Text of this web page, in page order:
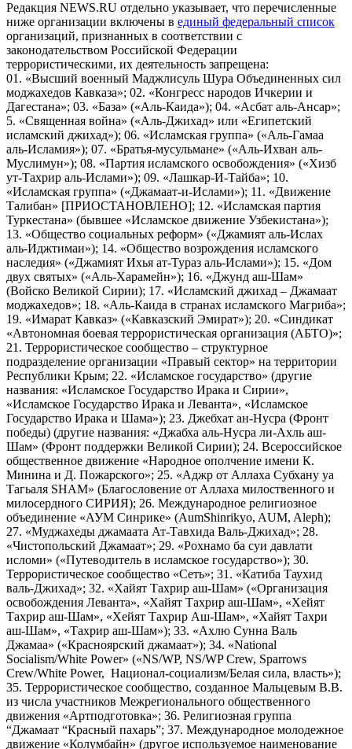
Редакция NEWS.RU отдельно указывает, что перечисленные
ниже организации включены в единый федеральный список
организаций, признанных в соответствии с
законодательством Российской Федерации
террористическими, их деятельность запрещена:
01. «Высший военный Маджлисуль Шура Объединенных сил
моджахедов Кавказа»; 02. «Конгресс народов Ичкерии и
Дагестана»; 03. «База» («Аль-Каида»); 04. «Асбат аль-Ансар»;
5. «Священная война» («Аль-Джихад» или «Египетский
исламский джихад»); 06. «Исламская группа» («Аль-Гамаа
аль-Исламия»); 07. «Братья-мусульмане» («Аль-Ихван аль-
Муслимун»); 08. «Партия исламского освобождения» («Хизб
ут-Тахрир аль-Ислами»); 09. «Лашкар-И-Тайба»; 10.
«Исламская группа» («Джамаат-и-Ислами»); 11. «Движение
Талибан» [ПРИОСТАНОВЛЕНО]; 12. «Исламская партия
Туркестана» (бывшее «Исламское движение Узбекистана»);
13. «Общество социальных реформ» («Джамият аль-Ислах
аль-Иджтимаи»); 14. «Общество возрождения исламского
наследия» («Джамият Ихья ат-Тураз аль-Ислами»); 15. «Дом
двух святых» («Аль-Харамейн»); 16. «Джунд аш-Шам»
(Войско Великой Сирии); 17. «Исламский джихад – Джамаат
моджахедов»; 18. «Аль-Каида в странах исламского Магриба»;
19. «Имарат Кавказ» («Кавказский Эмират»); 20. «Синдикат
«Автономная боевая террористическая организация (АБТО)»;
21. Террористическое сообщество – структурное
подразделение организации «Правый сектор» на территории
Республики Крым; 22. «Исламское государство» (другие
названия: «Исламское Государство Ирака и Сирии»,
«Исламское Государство Ирака и Леванта», «Исламское
Государство Ирака и Шама»); 23. Джебхат ан-Нусра (Фронт
победы) (другие названия: «Джабха аль-Нусра ли-Ахль аш-
Шам» (Фронт поддержки Великой Сирии); 24. Всероссийское
общественное движение «Народное ополчение имени К.
Минина и Д. Пожарского»; 25. «Аджр от Аллаха Субхану уа
Тагьаля SHAM» (Благословение от Аллаха милоственного и
милосердного СИРИЯ); 26. Международное религиозное
объединение «АУМ Синрике» (AumShinrikyo, AUM, Aleph);
27. «Муджахеды джамаата Ат-Тавхида Валь-Джихад»; 28.
«Чистопольский Джамаат»; 29. «Рохнамо ба суи давлати
исломи» («Путеводитель в исламское государство»); 30.
Террористическое сообщество «Сеть»; 31. «Катиба Таухид
валь-Джихад»; 32. «Хайят Тахрир аш-Шам» («Организация
освобождения Леванта», «Хайят Тахрир аш-Шам», «Хейят
Тахрир аш-Шам», «Хейят Тахрир Аш-Шам», «Хайят Тахри
аш-Шам», «Тахрир аш-Шам»); 33. «Ахлю Сунна Валь
Джамаа» («Красноярский джамаат»); 34. «National
Socialism/White Power» («NS/WP, NS/WP Crew, Sparrows
Crew/White Power, Национал-социализм/Белая сила, власть»);
35. Террористическое сообщество, созданное Мальцевым В.В.
из числа участников Межрегионального общественного
движения «Артподготовка»; 36. Религиозная группа
“Джамаат “Красный пахарь”; 37. Международное молодежное
движение «Колумбайн» (другое используемое наименование